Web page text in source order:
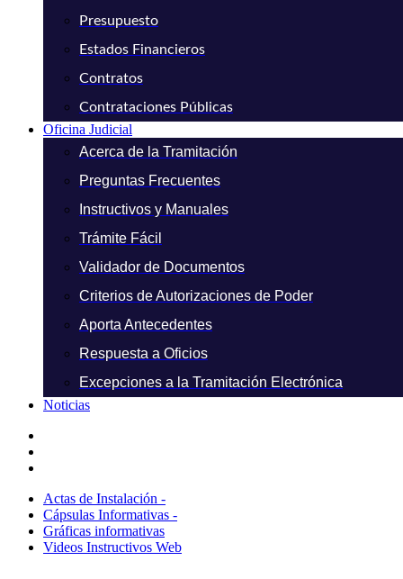
Presupuesto
Estados Financieros
Contratos
Contrataciones Públicas
Oficina Judicial
Acerca de la Tramitación
Preguntas Frecuentes
Instructivos y Manuales
Trámite Fácil
Validador de Documentos
Criterios de Autorizaciones de Poder
Aporta Antecedentes
Respuesta a Oficios
Excepciones a la Tramitación Electrónica
Noticias
Actas de Instalación -
Cápsulas Informativas -
Gráficas informativas
Videos Instructivos Web